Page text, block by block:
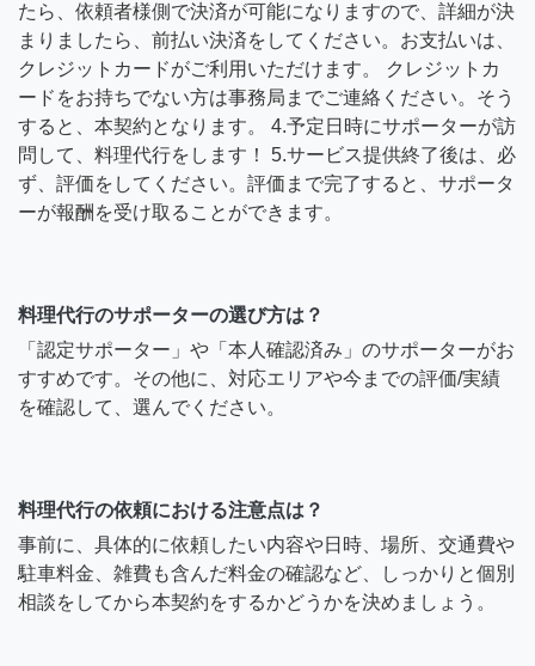
たら、依頼者様側で決済が可能になりますので、詳細が決
まりましたら、前払い決済をしてください。お支払いは、
クレジットカードがご利用いただけます。 クレジットカ
ードをお持ちでない方は事務局までご連絡ください。そう
すると、本契約となります。 4.予定日時にサポーターが訪
問して、料理代行をします！ 5.サービス提供終了後は、必
ず、評価をしてください。評価まで完了すると、サポータ
ーが報酬を受け取ることができます。
料理代行のサポーターの選び方は？
「認定サポーター」や「本人確認済み」のサポーターがお
すすめです。その他に、対応エリアや今までの評価/実績
を確認して、選んでください。
料理代行の依頼における注意点は？
事前に、具体的に依頼したい内容や日時、場所、交通費や
駐車料金、雑費も含んだ料金の確認など、しっかりと個別
相談をしてから本契約をするかどうかを決めましょう。